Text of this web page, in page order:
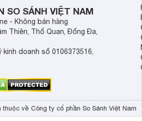
thể chất mà còn hỗ
giác.
SO SÁNH VIỆT NAM
- Không bán hàng
Thiên, Thổ Quan, Đống Đa,
doanh số 0106373516,
về Công ty cổ phần So Sánh Việt Nam